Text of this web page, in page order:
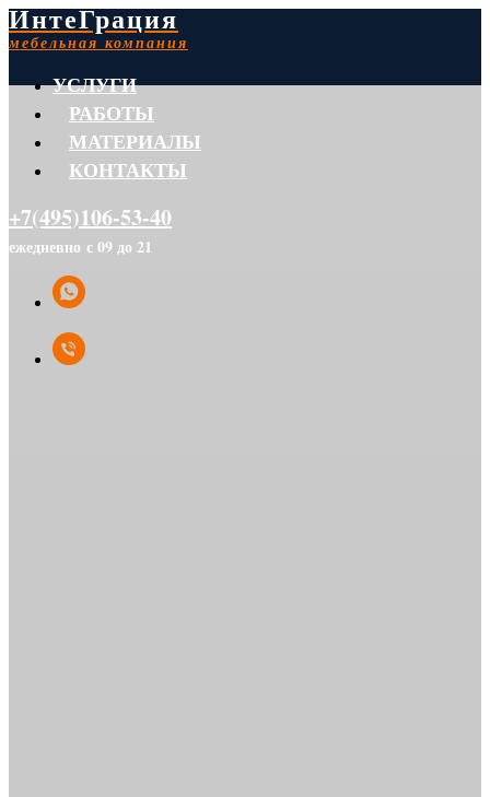
ИнтеГрация
мебельная компания
УСЛУГИ
РАБОТЫ
МАТЕРИАЛЫ
КОНТАКТЫ
+7(495)106-53-40
ежедневно с 09 до 21